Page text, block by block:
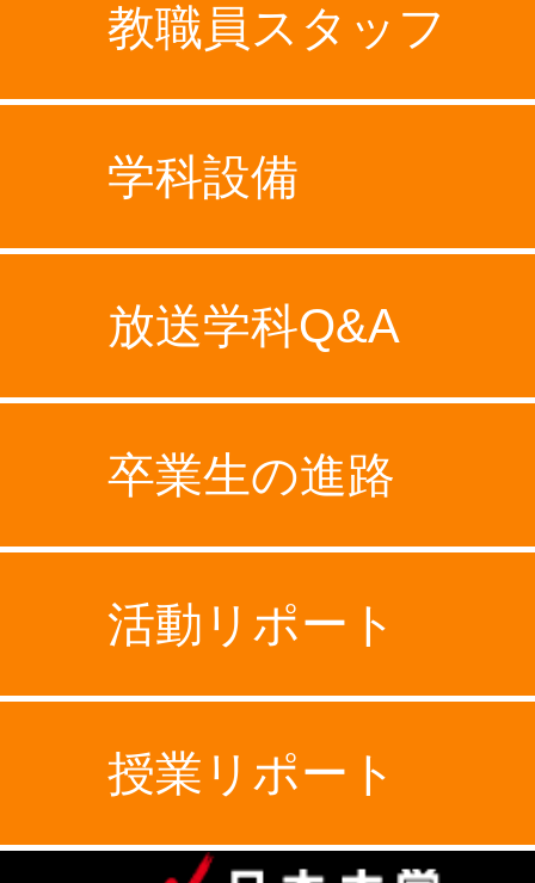
教職員スタッフ
学科設備
放送学科Q&A
卒業生の進路
活動リポート
授業リポート